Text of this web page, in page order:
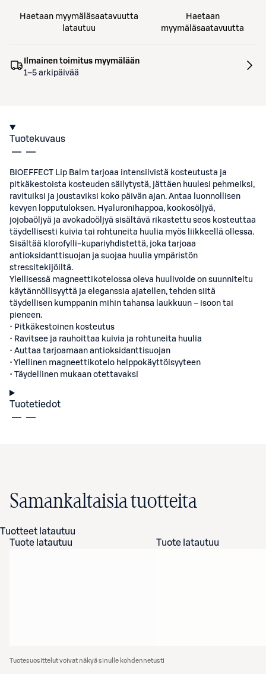
Haetaan myymäläsaatavuutta
latautuu
Haetaan
myymäläsaatavuutta
Ilmainen toimitus myymälään
1–5 arkipäivää
Tuotekuvaus
BIOEFFECT Lip Balm tarjoaa intensiivistä kosteutusta ja
pitkäkestoista kosteuden säilytystä, jättäen huulesi pehmeiksi,
ravituiksi ja joustaviksi koko päivän ajan. Antaa luonnollisen
kevyen lopputuloksen. Hyaluronihappoa, kookosöljyä,
jojobaöljyä ja avokadoöljyä sisältävä rikastettu seos kosteuttaa
täydellisesti kuivia tai rohtuneita huulia myös liikkeellä ollessa.
Sisältää klorofylli-kupariyhdistettä, joka tarjoaa
antioksidanttisuojan ja suojaa huulia ympäristön
stressitekijöiltä.
Ylellisessä magneettikotelossa oleva huulivoide on suunniteltu
käytännöllisyyttä ja eleganssia ajatellen, tehden siitä
täydellisen kumppanin mihin tahansa laukkuun – isoon tai
pieneen.
• Pitkäkestoinen kosteutus
• Ravitsee ja rauhoittaa kuivia ja rohtuneita huulia
• Auttaa tarjoamaan antioksidanttisuojan
• Ylellinen magneettikotelo helppokäyttöisyyteen
• Täydellinen mukaan otettavaksi
Tuotetiedot
Samankaltaisia tuotteita
Tuotteet latautuu
Tuote latautuu
Tuote latautuu
Tuotesuosittelut voivat näkyä sinulle kohdennetusti